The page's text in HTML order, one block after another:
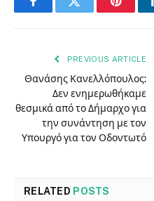
FacebookTwitter
PREVIOUS ARTICLE
Θανάσης Κανελλόπουλος:
Δεν ενημερωθήκαμε
θεσμικά από το Δήμαρχο για
την συνάντηση με τον
Υπουργό για τον Οδοντωτό
RELATED POSTS